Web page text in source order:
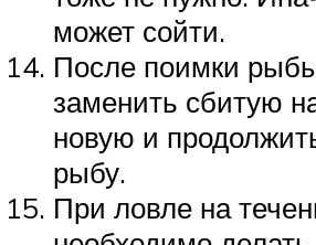
может сойти.
После поимки
заменить сбитую
новую и
рыбу.
При ловле на